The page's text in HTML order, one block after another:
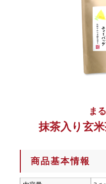
ま
抹茶入り玄
商品基本情報